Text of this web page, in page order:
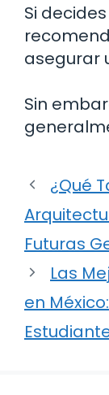
Si
asegurar
Sin
¿Qué
Futuras
Las
en